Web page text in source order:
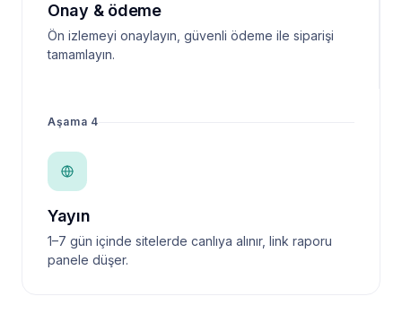
Onay & ödeme
Ön izlemeyi onaylayın, güvenli ödeme ile siparişi
tamamlayın.
Aşama 4
Yayın
1–7 gün içinde sitelerde canlıya alınır, link raporu
panele düşer.